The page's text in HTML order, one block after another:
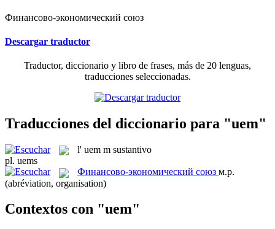
Финансово-экономический союз
Descargar traductor
Traductor, diccionario y libro de frases, más de 20 lenguas,
traducciones seleccionadas.
Traducciones del diccionario para "uem"
l' uem m sustantivo
pl. uems
Финансово-экономический союз м.р.
(abréviation, organisation)
Contextos con "uem"